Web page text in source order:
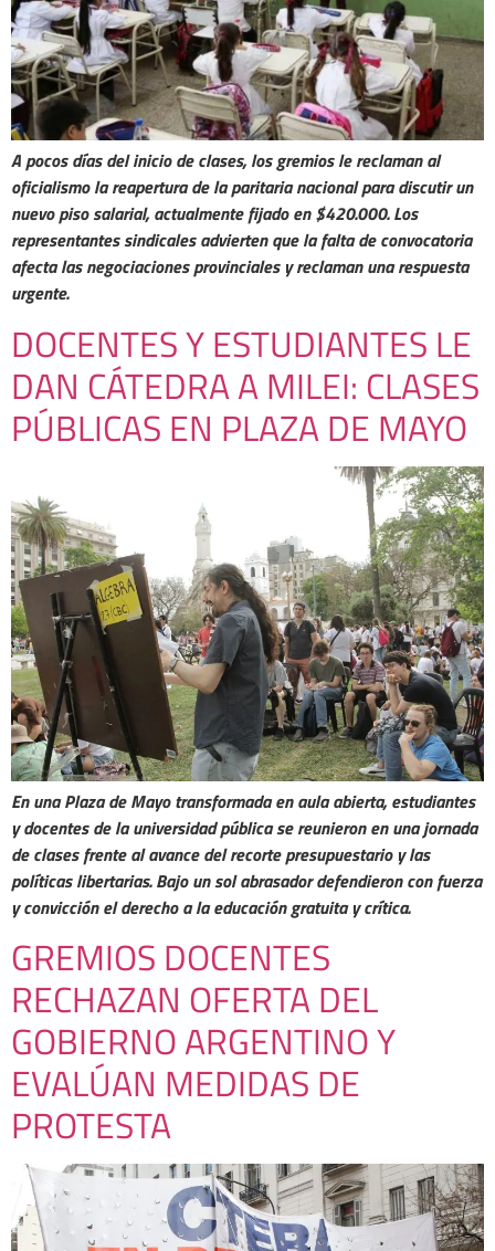
A pocos días del inicio de clases, los gremiosle reclamanal
oficialismo la reapertura de la paritaria nacional para discutir un
nuevo piso salarial, actualmente fijado en $420.000. Los
representantes sindicales advierten que la falta de convocatoria
afecta las negociaciones provinciales y reclaman una respuesta
urgente.
DOCENTES Y ESTUDIANTES LE
DAN CÁTEDRA A MILEI: CLASES
PÚBLICAS EN PLAZA DE MAYO
En una Plaza de Mayo transformada en aula abierta, estudiantes
y docentes de la universidad pública se reunieron en una jornada
de clases frente al avance del recorte presupuestario y las
políticas libertarias. Bajo un sol abrasador defendieron con fuerza
y convicción el derecho a la educación gratuita y crítica.
GREMIOS DOCENTES
RECHAZAN OFERTA DEL
GOBIERNO ARGENTINO Y
EVALÚAN MEDIDAS DE
PROTESTA